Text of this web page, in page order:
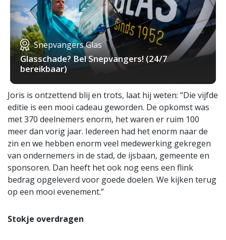
Snepvangers Glas
Glasschade? Bel Snepvangers! (24/7
bereikbaar)
Joris is ontzettend blij en trots, laat hij weten: “Die vijfde
editie is een mooi cadeau geworden. De opkomst was
met 370 deelnemers enorm, het waren er ruim 100
meer dan vorig jaar. Iedereen had het enorm naar de
zin en we hebben enorm veel medewerking gekregen
van ondernemers in de stad, de ijsbaan, gemeente en
sponsoren. Dan heeft het ook nog eens een flink
bedrag opgeleverd voor goede doelen. We kijken terug
op een mooi evenement.”
Stokje overdragen